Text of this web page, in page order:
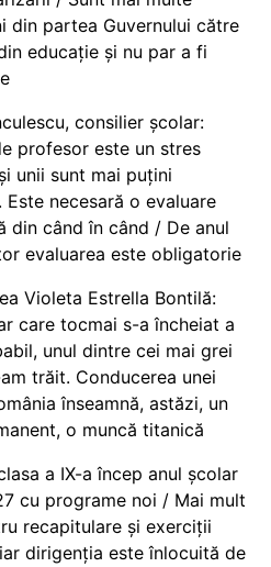
din partea Guvernului către
educație și nu par a fi
consilier școlar:
profesor este un stres
unii sunt mai puțini
Este necesară o evaluare
din când în când / De anul
evaluarea este obligatorie
Violeta Estrella Bontilă:
care tocmai s-a încheiat a
unul dintre cei mai grei
trăit. Conducerea unei
înseamnă, astăzi, un
o muncă titanică
a IX-a încep anul școlar
cu programe noi / Mai mult
recapitulare și exerciții
dirigenția este înlocuită de